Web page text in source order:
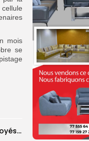
mois
se
Magal de Touba : plus de 4.800 policiers déployés pour sécuriser les...